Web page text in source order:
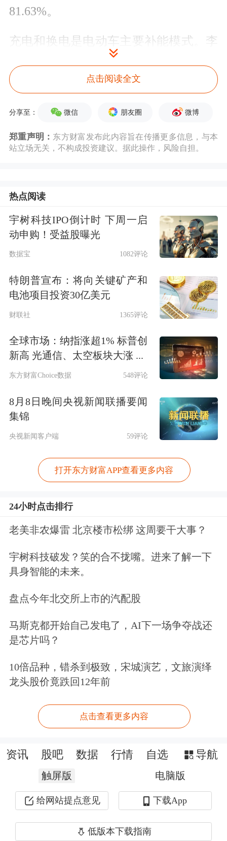
81.63%。
充电和换电是电动车主要补能模式。李
书福建议，加快明确换电站建设、土地
审批等相关规定，优化土地资源配置；
同时，进一步完善相关政策法规，建立
分离的情况下，车与
一步完善溯源系统，针对车电分离模式
开展适应性(如车电分离保险)优化。
化、通用化。推动换电接口软硬件协议
的标准化，预设2-3种技术先进的接口
构、形式、兼容性进行规范化约束；推
进换电电池包的标准制定，使换电电池
用户之间互通互换。
推广应用甲醇汽车
李书福建议，推广应用甲醇汽车，将甲
范畴，给予甲醇汽车与新能源汽车同样
的政策支持，带动更多企业投入甲醇汽
车的研发，加快实现交通领域碳中和。
均全面启动了甲醇船舶的开发工作，引
领航运业提前实现碳中和。我国甲醇燃
料船舶相关法规、指南、设计、建造和
检验技术标准已经建立，甲醇绿色智能
船舶、船用甲醇发动机研制得到国家重
大专项支持，相关船厂已启动甲醇燃料
船舶的建造工作。
李书福表示，甲醇作为低碳、含氧燃
料，具有燃烧高效、排放清洁等特点，
且常温常压下为液态，储、运、用较其
他新能源更安全便捷。同时，甲醇生产
点击阅读全文
分享至： 微信 朋友圈 微博
郑重声明： 东方财富发布此内容旨在传播更多信息，与本
站立场无关，不构成投资建议。据此操作，风险自担。
热点阅读
宇树科技IPO倒计时 下周一启
动申购！受益股曝光
数据宝 1082评论
特朗普宣布：将向关键矿产和
电池项目投资30亿美元
财联社 1365评论
全球市场：纳指涨超1% 标普创
新高 光通信、太空板块大涨 ...
东方财富Choice数据 548评论
8月8日晚间央视新闻联播要闻
集锦
央视新闻客户端 59评论
打开东方财富APP查看更多内容
24小时点击排行
老美非农爆雷 北京楼市松绑 这周要干大事？
宇树科技破发？笑的合不拢嘴。进来了解一下
具身智能的未来。
盘点今年北交所上市的汽配股
马斯克都开始自己发电了，AI下一场争夺战还
是芯片吗？
10倍品种，错杀到极致，宋城演艺，文旅演绎
龙头股价竟跌回12年前
点击查看更多内容
资讯 股吧 数据 行情 自选 导航
触屏版 电脑版
给网站提点意见 下载App
低版本下载指南